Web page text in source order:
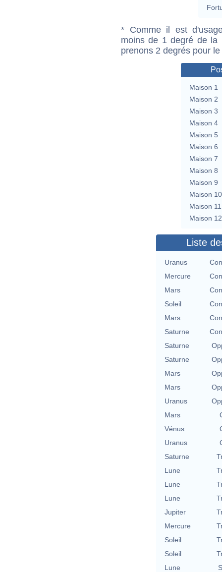
* Comme il est
moins de 1 degré de la
prenons 2 degrés pour
Maison 1
Maison 2
Maison 3
Maison 4
Maison 5
Maison 6
Maison 7
Maison 8
Maison 9
Maison 10
Maison 11
Maison 12
Liste
Uranus
Mercure
Mars
Soleil
Mars
Saturne
Saturne
Saturne
Mars
Mars
Uranus
Mars
Vénus
Uranus
Saturne
Lune
Lune
Lune
Jupiter
Mercure
Soleil
Soleil
Lune